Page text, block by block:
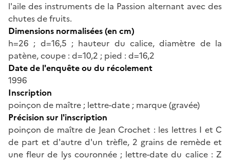
l'aile des instruments de la Passion alternant avec des
chutes de fruits.
Dimensions normalisées (en cm)
h=26 ; d=16,5 ; hauteur du calice, diamètre de la
patène, coupe : d=10,2 ; pied : d=16,2
Date de l'enquête ou du récolement
1996
Inscription
poinçon de maître ; lettre-date ; marque (gravée)
Précision sur l'inscription
poinçon de maître de Jean Crochet : les lettres I et C
de part et d'autre d'un trèfle, 2 grains de remède et
une fleur de lys couronnée ; lettre-date du calice : Z